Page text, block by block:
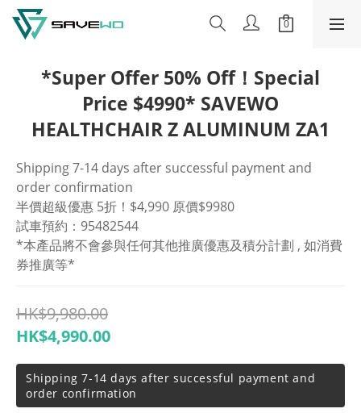
*Super Offer 50% Off！Special
Price $4990* SAVEWO
HEALTHCHAIR Z ALUMINUM ZA1
Shipping 7-14 days after successful payment and
order confirmation
半價超級優惠 5折！$4,990 原價$9980
試車預約：95482544
*本產品將不會參與任何其他推廣優惠及積分計劃 , 如消費
券推廣等*
HK$9,980.00
HK$4,990.00
Shipping 7-14 days after successful payment and
order confirmation